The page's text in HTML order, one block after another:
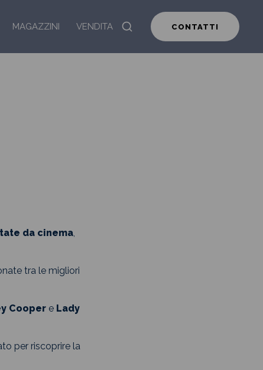
MAGAZZINI VENDITA CONTATTI
da cinema,
tra le migliori
Cooper e Lady
per riscoprire la